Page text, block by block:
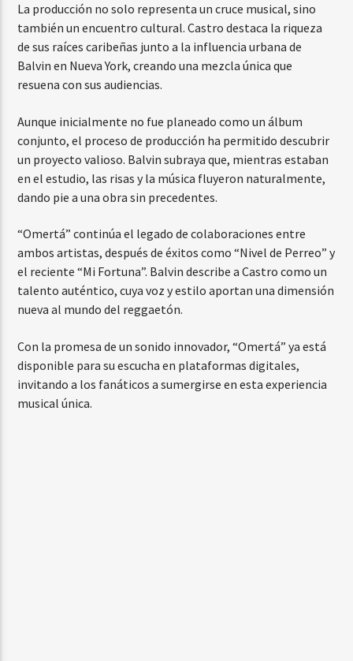
La producción no solo representa un cruce musical, sino
también un encuentro cultural. Castro destaca la riqueza
de sus raíces caribeñas junto a la influencia urbana de
Balvin en Nueva York, creando una mezcla única que
resuena con sus audiencias.
Aunque inicialmente no fue planeado como un álbum
conjunto, el proceso de producción ha permitido descubrir
un proyecto valioso. Balvin subraya que, mientras estaban
en el estudio, las risas y la música fluyeron naturalmente,
dando pie a una obra sin precedentes.
“Omertá” continúa el legado de colaboraciones entre
ambos artistas, después de éxitos como “Nivel de Perreo” y
el reciente “Mi Fortuna”. Balvin describe a Castro como un
talento auténtico, cuya voz y estilo aportan una dimensión
nueva al mundo del reggaetón.
Con la promesa de un sonido innovador, “Omertá” ya está
disponible para su escucha en plataformas digitales,
invitando a los fanáticos a sumergirse en esta experiencia
musical única.